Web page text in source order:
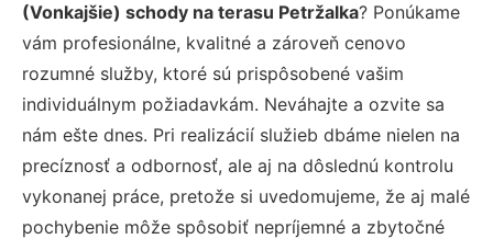
(Vonkajšie) schody na terasu Petržalka? Ponúkame
vám profesionálne, kvalitné a zároveň cenovo
rozumné služby, ktoré sú prispôsobené vašim
individuálnym požiadavkám. Neváhajte a ozvite sa
nám ešte dnes. Pri realizácií služieb dbáme nielen na
precíznosť a odbornosť, ale aj na dôslednú kontrolu
vykonanej práce, pretože si uvedomujeme, že aj malé
pochybenie môže spôsobiť nepríjemné a zbytočné